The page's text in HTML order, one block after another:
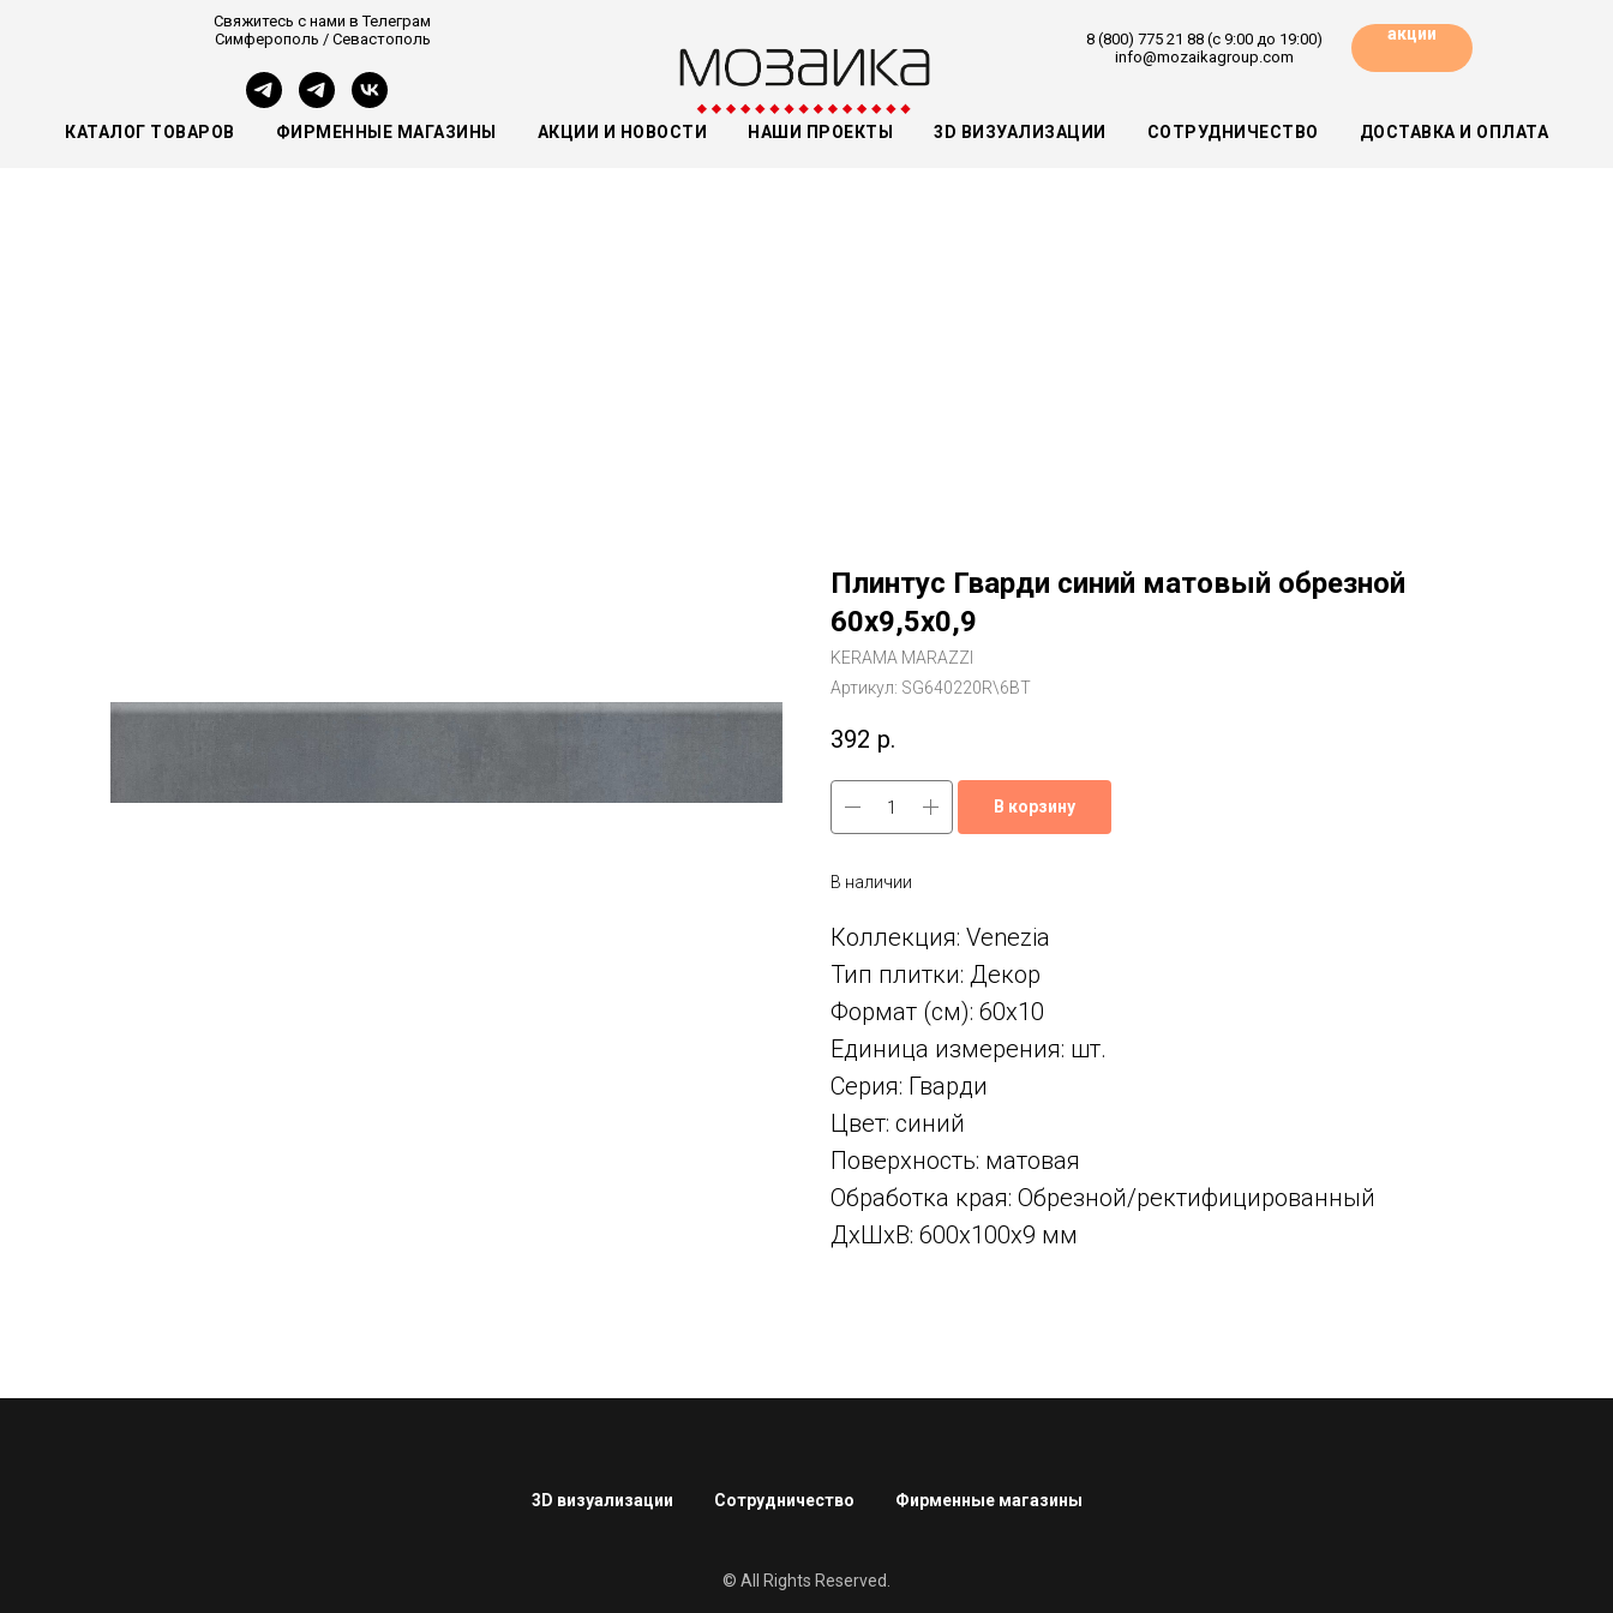
Свяжитесь с нами в Телеграм
Симферополь / Севастополь
8 (800) 775 21 88 (с 9:00 до 19:00)
info@mozaikagroup.com
акции
КАТАЛОГ ТОВАРОВ ФИРМЕННЫЕ МАГАЗИНЫ АКЦИИ И НОВОСТИ НАШИ ПРОЕКТЫ 3D ВИЗУАЛИЗАЦИИ СОТРУДНИЧЕСТВО ДОСТАВКА И ОПЛАТА
Плинтус Гварди синий матовый обрезной
60x9,5x0,9
KERAMA MARAZZI
Артикул: SG640220R\6BT
392 р.
В корзину
В наличии
Коллекция: Venezia
Тип плитки: Декор
Формат (см): 60x10
Единица измерения: шт.
Серия: Гварди
Цвет: синий
Поверхность: матовая
Обработка края: Обрезной/ректифицированный
ДxШxВ: 600x100x9 мм
3D визуализации Сотрудничество Фирменные магазины
© All Rights Reserved.